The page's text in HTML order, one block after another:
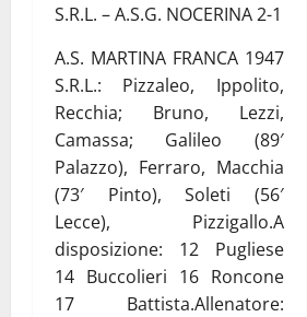
S.R.L. – A.S.G. NOCERINA 2-1
A.S. MARTINA FRANCA 1947
S.R.L.: Pizzaleo, Ippolito,
Recchia; Bruno, Lezzi,
Camassa; Galileo (89′
Palazzo), Ferraro, Macchia
(73′ Pinto), Soleti (56′
Lecce), Pizzigallo.A
disposizione: 12 Pugliese
14 Buccolieri 16 Roncone
17 Battista.Allenatore: